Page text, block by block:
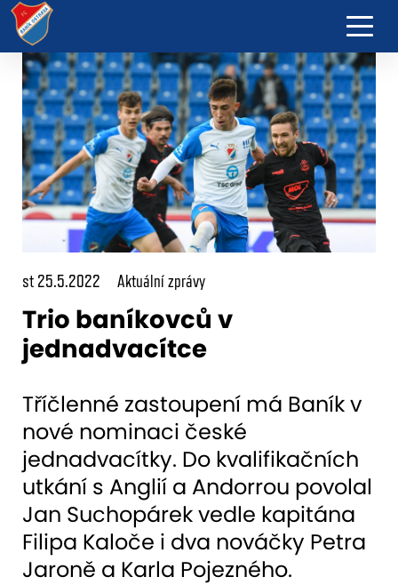
st 25.5.2022 Aktuální zprávy
Trio baníkovců v
jednadvacítce
Tříčlenné zastoupení má Baník v
nové nominaci české
jednadvacítky. Do kvalifikačních
utkání s Anglií a Andorrou povolal
Jan Suchopárek vedle kapitána
Filipa Kaloče i dva nováčky Petra
Jaroně a Karla Pojezného.